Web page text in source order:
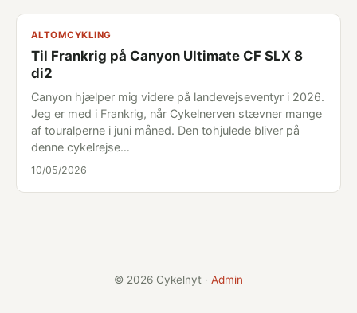
ALTOMCYKLING
Til Frankrig på Canyon Ultimate CF SLX 8
di2
Canyon hjælper mig videre på landevejseventyr i 2026.
Jeg er med i Frankrig, når Cykelnerven stævner mange
af touralperne i juni måned. Den tohjulede bliver på
denne cykelrejse…
10/05/2026
© 2026 Cykelnyt · Admin